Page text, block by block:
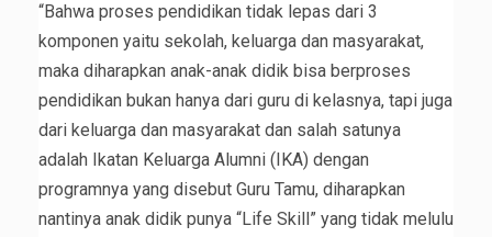
“Bahwa proses pendidikan tidak lepas dari 3
komponen yaitu sekolah, keluarga dan masyarakat,
maka diharapkan anak-anak didik bisa berproses
pendidikan bukan hanya dari guru di kelasnya, tapi juga
dari keluarga dan masyarakat dan salah satunya
adalah Ikatan Keluarga Alumni (IKA) dengan
programnya yang disebut Guru Tamu, diharapkan
nantinya anak didik punya “Life Skill” yang tidak melulu